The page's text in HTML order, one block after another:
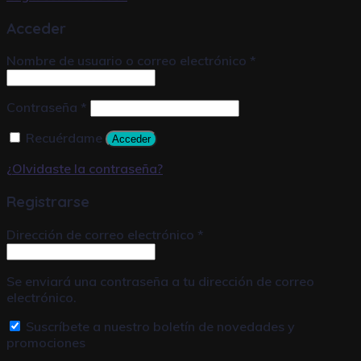
Acceder
Nombre de usuario o correo electrónico *
Contraseña *
Recuérdame
Acceder
¿Olvidaste la contraseña?
Registrarse
Dirección de correo electrónico *
Se enviará una contraseña a tu dirección de correo
electrónico.
Suscríbete a nuestro boletín de novedades y
promociones